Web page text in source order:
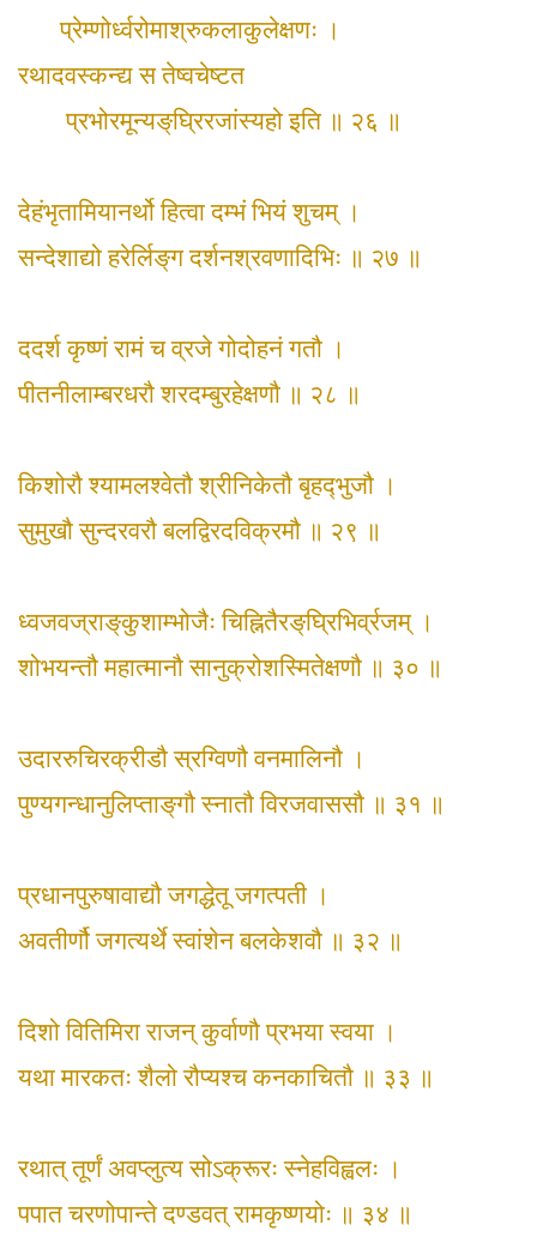
प्रेम्णोर्ध्वरोमाश्रुकलाकुलेक्षणः ।
रथादवस्कन्द्य स तेष्वचेष्टत
प्रभोरमून्यङ्‌घ्रिरजांस्यहो इति ॥ २६ ॥
देहंभृतामियानर्थो हित्वा दम्भं भियं शुचम् ।
सन्देशाद्यो हरेर्लिङ्‌ग दर्शनश्रवणादिभिः ॥ २७ ॥
ददर्श कृष्णं रामं च व्रजे गोदोहनं गतौ ।
पीतनीलाम्बरधरौ शरदम्बुरहेक्षणौ ॥ २८ ॥
किशोरौ श्यामलश्वेतौ श्रीनिकेतौ बृहद्‍भुजौ ।
सुमुखौ सुन्दरवरौ बलद्विरदविक्रमौ ॥ २९ ॥
ध्वजवज्राङ्‌कुशाम्भोजैः चिह्नितैरङ्‌घ्रिभिर्व्रजम् ।
शोभयन्तौ महात्मानौ सानुक्रोशस्मितेक्षणौ ॥ ३० ॥
उदाररुचिरक्रीडौ स्रग्विणौ वनमालिनौ ।
पुण्यगन्धानुलिप्ताङ्‌गौ स्नातौ विरजवाससौ ॥ ३१ ॥
प्रधानपुरुषावाद्यौ जगद्धेतू जगत्पती ।
अवतीर्णौ जगत्यर्थे स्वांशेन बलकेशवौ ॥ ३२ ॥
दिशो वितिमिरा राजन् कुर्वाणौ प्रभया स्वया ।
यथा मारकतः शैलो रौप्यश्च कनकाचितौ ॥ ३३ ॥
रथात् तूर्णं अवप्लुत्य सोऽक्रूरः स्नेहविह्वलः ।
पपात चरणोपान्ते दण्डवत् रामकृष्णयोः ॥ ३४ ॥